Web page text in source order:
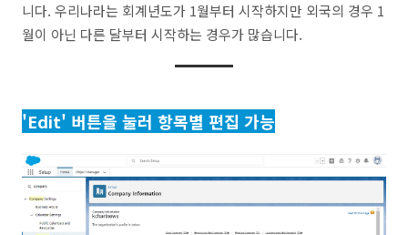
니다. 우리나라는 회계년도가 1월부터 시작하지만 외국의 경우 1
월이 아닌 다른 달부터 시작하는 경우가 많습니다.
'Edit' 버튼을 눌러 항목별 편집 가능